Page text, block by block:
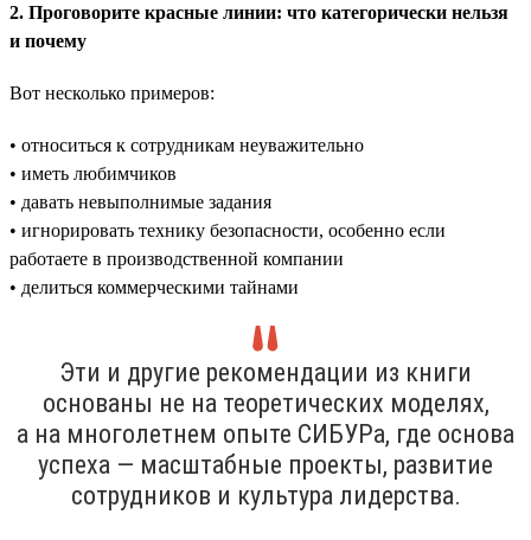
2. Проговорите красные линии: что категорически нельзя
и почему
Вот несколько примеров:
• относиться к сотрудникам неуважительно
• иметь любимчиков
• давать невыполнимые задания
• игнорировать технику безопасности, особенно если
работаете в производственной компании
• делиться коммерческими тайнами
Эти и другие рекомендации из книги
основаны не на теоретических моделях,
а на многолетнем опыте СИБУРа, где основа
успеха — масштабные проекты, развитие
сотрудников и культура лидерства.